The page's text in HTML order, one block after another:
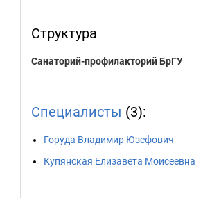
Структура
Санаторий-профилакторий БрГУ
Специалисты (3):
Горуда Владимир Юзефович
Купянская Елизавета Моисеевна